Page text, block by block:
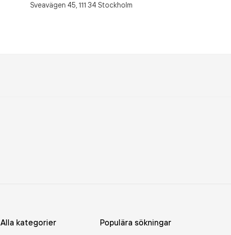
Sveavägen 45, 111 34 Stockholm
Alla kategorier Populära sökningar